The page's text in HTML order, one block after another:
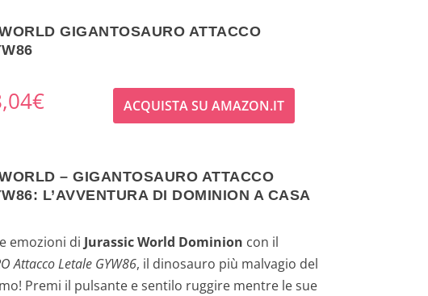
GIGANTOSAURO ATTACCO
€ ACQUISTA SU AMAZON.IT
– GIGANTOSAURO ATTACCO
L’AVVENTURA DI DOMINION A CASA
emozioni di Jurassic World Dominion con il
Attacco Letale GYW86, il dinosauro più malvagio del
Premi il pulsante e sentilo ruggire mentre le sue